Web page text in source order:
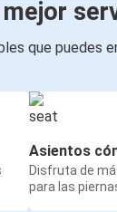
mejor
que puedes
Asientos
Disfruta de
para las